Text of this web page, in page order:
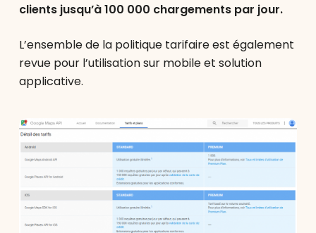
clients jusqu’à 100 000 chargements par jour.
L’ensemble de la politique tarifaire est également
revue pour l’utilisation sur mobile et solution
applicative.